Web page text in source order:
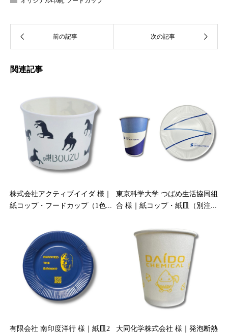
関連記事
株式会社アクティブイイダ 様｜
紙コップ・フードカップ（1色...
東京科学大学 つばめ生活協同組
合 様｜紙コップ・紙皿（別注...
有限会社 南印度洋行 様｜紙皿2
大同化学株式会社 様｜発泡断熱